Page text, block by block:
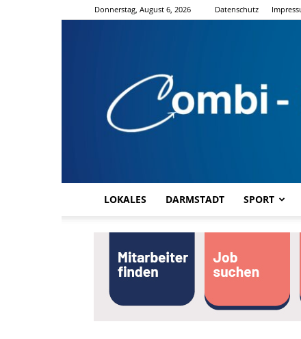
Donnerstag, August 6, 2026 Datenschutz
LOKALES DARMSTADT SPORT